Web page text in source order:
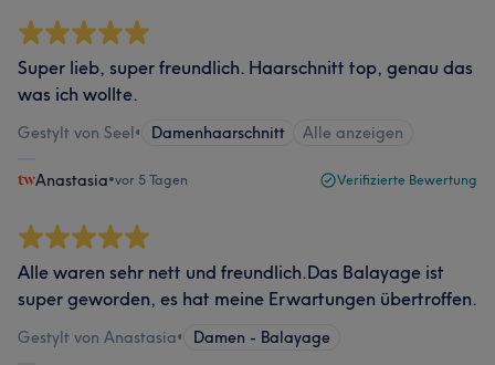
Super lieb, super freundlich. Haarschnitt top, genau das
was ich wollte.
Gestylt von Seel• Damenhaarschnitt Alle anzeigen
Anastasia•vor 5 Tagen Verifizierte Bewertung
Alle waren sehr nett und freundlich.Das Balayage ist
super geworden, es hat meine Erwartungen übertroffen.
Gestylt von Anastasia• Damen - Balayage